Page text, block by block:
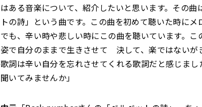
はある音楽について、紹介したいと思います。その
トの詩」という曲です。この曲を初めて聴いた時に
でも、辛い時や悲しい時にこの曲を聴いています。
姿で自分のままで生きさせて 決して、楽ではないが
歌詞は辛い自分を忘れさせてくれる歌詞だと感じま
聞いてみませんか」